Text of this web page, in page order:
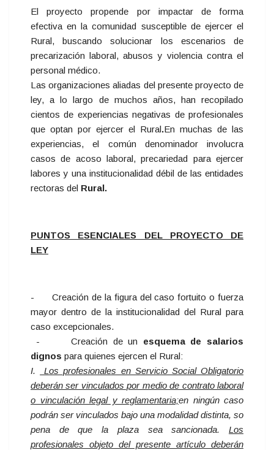
El proyecto propende por impactar de forma
efectiva en la comunidad susceptible de ejercer el
Rural, buscando solucionar los escenarios de
precarización laboral, abusos y violencia contra el
personal médico.
Las organizaciones aliadas del presente proyecto de
ley, a lo largo de muchos años, han recopilado
cientos de experiencias negativas de profesionales
que optan por ejercer el Rural.En muchas de las
experiencias, el común denominador involucra
casos de acoso laboral, precariedad para ejercer
labores y una institucionalidad débil de las entidades
rectoras del Rural.
PUNTOS ESENCIALES DEL PROYECTO DE
LEY
- Creación de la figura del caso fortuito o fuerza
mayor dentro de la institucionalidad del Rural para
caso excepcionales.
- Creación de un esquema de salarios
dignos para quienes ejercen el Rural:
I.
Los profesionales en Servicio Social Obligatorio
deberán ser vinculados por medio de contrato laboral
o vinculación legal y reglamentaria;en ningún caso
podrán ser vinculados bajo una modalidad distinta, so
pena de que la plaza sea sancionada. Los
profesionales objeto del presente artículo deberán